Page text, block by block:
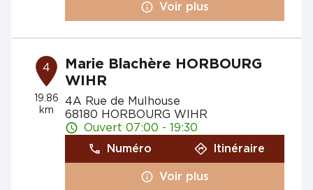
Voir plus
4
19.86
km
Marie Blachère HORBOURG
WIHR
4A Rue de Mulhouse
68180 HORBOURG WIHR
Ouvert 07:00 - 19:30
Numéro
Itinéraire
Voir plus